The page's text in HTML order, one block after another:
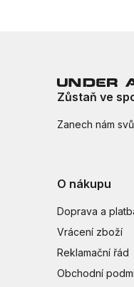
Zůstaň ve
Zanech nám
O nákupu
Doprava a
Vrácení zboží
Reklamační řád
Obchodní